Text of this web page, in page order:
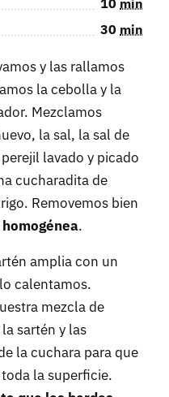
30 min
y las rallamos
la cebolla y la
Mezclamos
la sal, la sal de
lavado y picado
cucharadita de
Removemos bien
.
amplia con un
calentamos.
mezcla de
sartén y las
la cuchara para que
la superficie.